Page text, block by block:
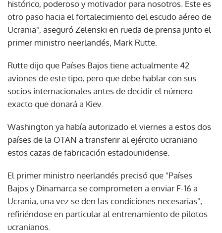
histórico, poderoso y motivador para nosotros. Este es
otro paso hacia el fortalecimiento del escudo aéreo de
Ucrania", aseguró Zelenski en rueda de prensa junto el
primer ministro neerlandés, Mark Rutte.
Rutte dijo que Países Bajos tiene actualmente 42
aviones de este tipo, pero que debe hablar con sus
socios internacionales antes de decidir el número
exacto que donará a Kiev.
Washington ya había autorizado el viernes a estos dos
países de la OTAN a transferir al ejército ucraniano
estos cazas de fabricación estadounidense.
El primer ministro neerlandés precisó que "Países
Bajos y Dinamarca se comprometen a enviar F-16 a
Ucrania, una vez se den las condiciones necesarias",
refiriéndose en particular al entrenamiento de pilotos
ucranianos.